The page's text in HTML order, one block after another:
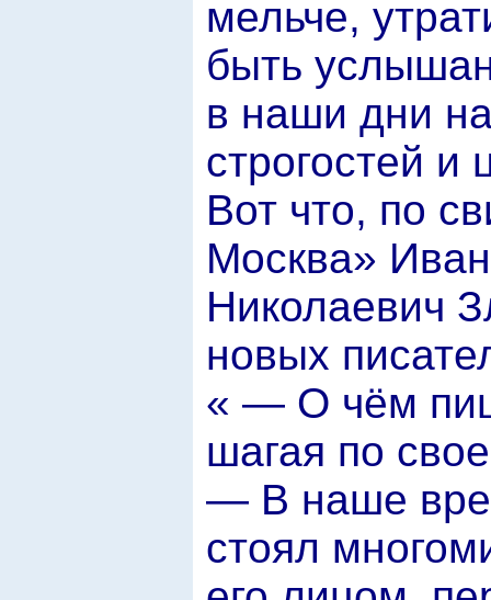
мельче,
быть
в наши дни
строгостей и
Вот что, по
Москва»
Николаевич
новых
« — О чём
шагая по
— В наше
стоял